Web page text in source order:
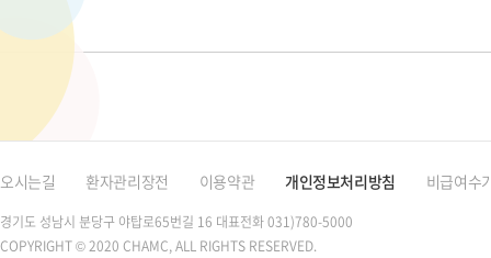
오시는길 환자관리장전 이용약관 개인정보처리방침 비급여수
경기도 성남시 분당구 야탑로65번길 16 대표전화 031)780-5000
COPYRIGHT © 2020 CHAMC, ALL RIGHTS RESERVED.